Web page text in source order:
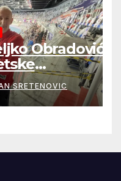
Obradović
SRETENOVIC